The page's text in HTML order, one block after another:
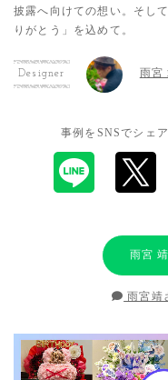
披露へ向けての想い。そし
りがとう」を込めて。
Designer 雨宮
事例をSNSでシェア
雨宮
雨宮靖